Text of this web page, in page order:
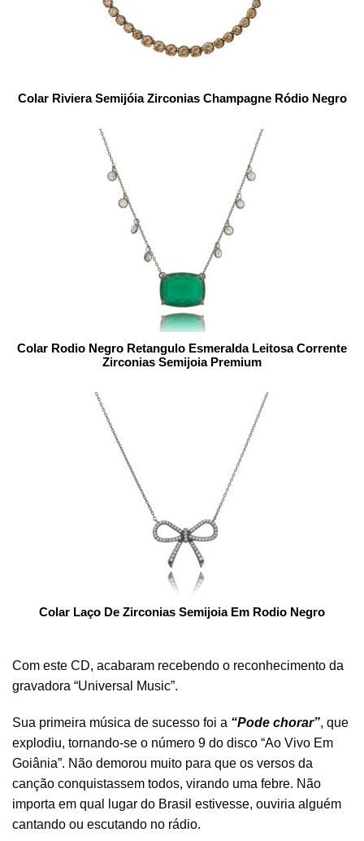
Colar Riviera Semijóia Zirconias Champagne Ródio Negro
Colar Rodio Negro Retangulo Esmeralda Leitosa Corrente
Zirconias Semijoia Premium
Colar Laço De Zirconias Semijoia Em Rodio Negro
Com este CD, acabaram recebendo o reconhecimento da
gravadora “Universal Music”.
Sua primeira música de sucesso foi a “Pode chorar”, que
explodiu, tornando-se o número 9 do disco “Ao Vivo Em
Goiânia”. Não demorou muito para que os versos da
canção conquistassem todos, virando uma febre. Não
importa em qual lugar do Brasil estivesse, ouviria alguém
cantando ou escutando no rádio.